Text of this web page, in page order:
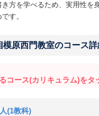
方を学べるため、実用性を
す。
模原西門教室のコース詳
コース(カリキュラム)をタ
(1教科)